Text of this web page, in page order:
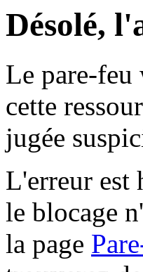
Désolé,
Le pare-feu
cette
jugée
L'erreur est
le blocage
la page